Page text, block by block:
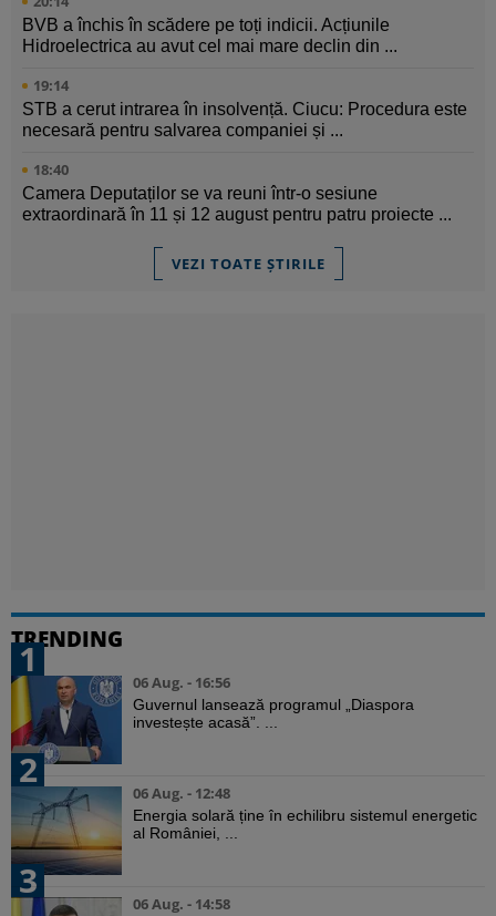
BVB a închis în scădere pe toți indicii. Acțiunile
Hidroelectrica au avut cel mai mare declin din ...
19:14
STB a cerut intrarea în insolvență. Ciucu: Procedura este
necesară pentru salvarea companiei și ...
18:40
Camera Deputaților se va reuni într-o sesiune
extraordinară în 11 și 12 august pentru patru proiecte ...
VEZI TOATE ȘTIRILE
TRENDING
1
06 Aug. - 16:56
Guvernul lansează programul „Diaspora
investește acasă”. ...
2
06 Aug. - 12:48
Energia solară ține în echilibru sistemul energetic
al României, ...
3
06 Aug. - 14:58